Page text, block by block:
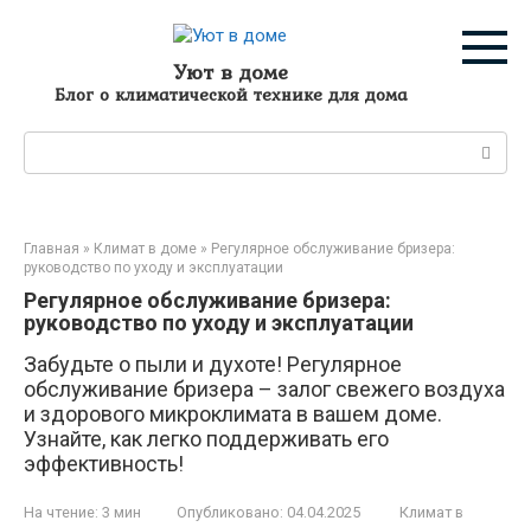
Уют в доме
Блог о климатической технике для дома
Главная » Климат в доме » Регулярное обслуживание бризера:
руководство по уходу и эксплуатации
Регулярное обслуживание бризера:
руководство по уходу и эксплуатации
Забудьте о пыли и духоте! Регулярное
обслуживание бризера – залог свежего воздуха
и здорового микроклимата в вашем доме.
Узнайте, как легко поддерживать его
эффективность!
На чтение: 3 мин Опубликовано: 04.04.2025
Климат в